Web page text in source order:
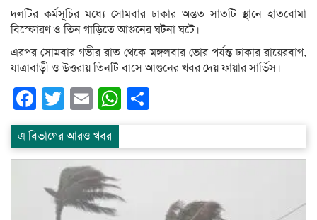
দলটির কর্মসূচির মধ্যে সোমবার ঢাকার অন্তত সাতটি স্থানে হাতবোমা
বিস্ফোরণ ও তিন গাড়িতে আগুনের ঘটনা ঘটে।
এরপর সোমবার গভীর রাত থেকে মঙ্গলবার ভোর পর্যন্ত ঢাকার রায়েরবাগ,
যাত্রাবাড়ী ও উত্তরায় তিনটি বাসে আগুনের খবর দেয় ফায়ার সার্ভিস।
Facebook
Twitter
EmailWhatsApp
এ বিভাগের আরও খবর